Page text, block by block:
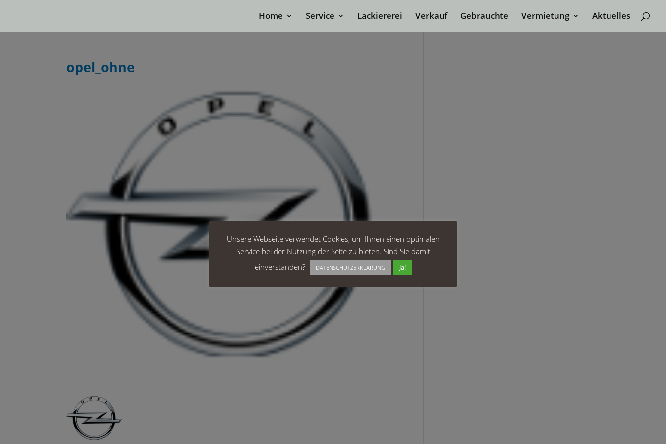
Home Service Lackiererei Verkauf Gebrauchte Vermietung Aktuelles
opel_ohne
Unsere Webseite verwendet Cookies, um Ihnen einen optimalen
Service bei der Nutzung der Seite zu bieten. Sind Sie damit
einverstanden?
DATENSCHUTZERKLÄRUNG Ja!